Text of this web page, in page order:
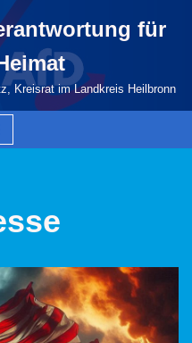
für
Kreisrat im Landkreis Heilbronn